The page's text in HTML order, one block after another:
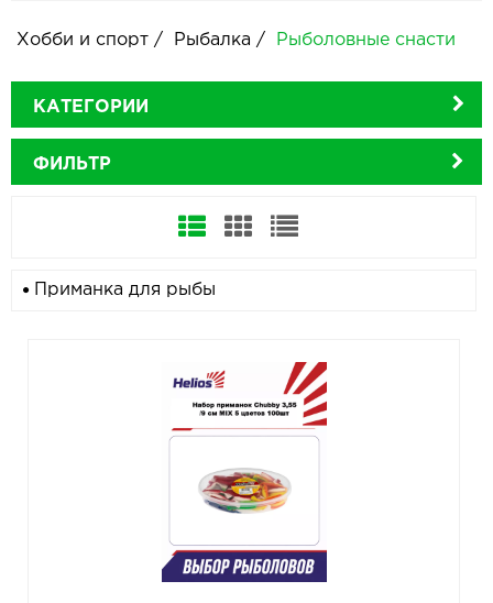
Хобби и спорт / Рыбалка / Рыболовные снасти
КАТЕГОРИИ
ФИЛЬТР
Приманка для рыбы